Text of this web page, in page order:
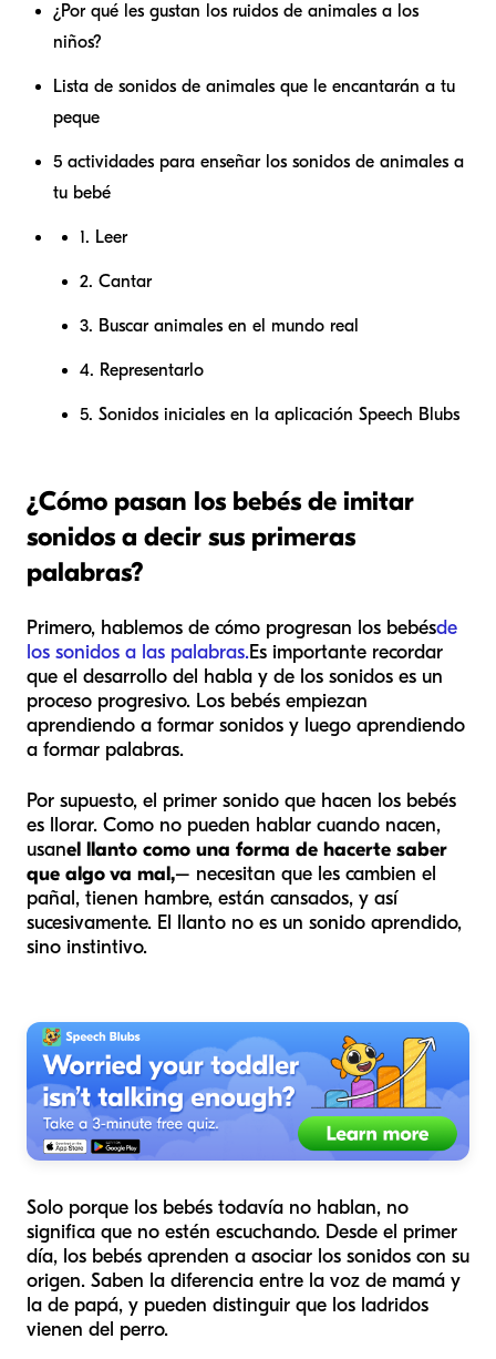
¿Por qué les gustan los ruidos de animales a los
niños?
Lista de sonidos de animales que le encantarán a tu
peque
5 actividades para enseñar los sonidos de animales a
tu bebé
1. Leer
2. Cantar
3. Buscar animales en el mundo real
4. Representarlo
5. Sonidos iniciales en la aplicación Speech Blubs
¿Cómo pasan los bebés de imitar
sonidos a decir sus primeras
palabras?
Primero, hablemos de cómo progresan los bebésde
los sonidos a las palabras.Es importante recordar
que el desarrollo del habla y de los sonidos es un
proceso progresivo. Los bebés empiezan
aprendiendo a formar sonidos y luego aprendiendo
a formar palabras.
Por supuesto, el primer sonido que hacen los bebés
es llorar. Como no pueden hablar cuando nacen,
usanel llanto como una forma de hacerte saber
que algo va mal,– necesitan que les cambien el
pañal, tienen hambre, están cansados, y así
sucesivamente. El llanto no es un sonido aprendido,
sino instintivo.
Solo porque los bebés todavía no hablan, no
significa que no estén escuchando. Desde el primer
día, los bebés aprenden a asociar los sonidos con su
origen. Saben la diferencia entre la voz de mamá y
la de papá, y pueden distinguir que los ladridos
vienen del perro.